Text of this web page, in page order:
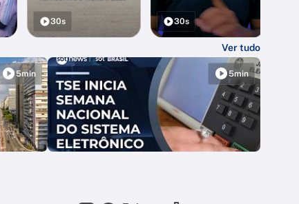
30s 30s
Ver tudo
5min 5min